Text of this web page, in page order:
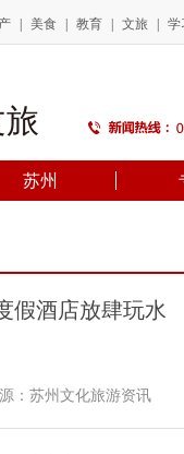
美食 教育 文旅 学
苏州
假酒店放肆玩水
：苏州文化旅游资讯